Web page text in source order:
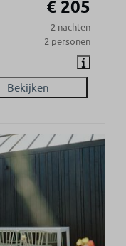
€ 205
2 nachten
2 personen
Bekijken